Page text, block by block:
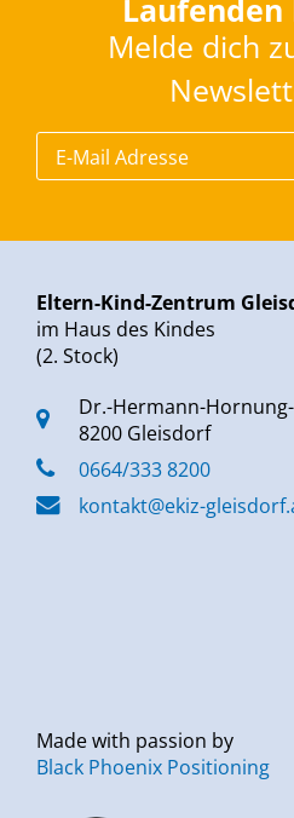
Laufenden
Melde dich
Eltern-Kind-Zentrum
im Haus des Kindes
(2. Stock)
Dr.-Hermann-
8200 Gleisdorf
0664/333 8200
kontakt@ekiz-
Made with passion by
Black Phoenix Positioning